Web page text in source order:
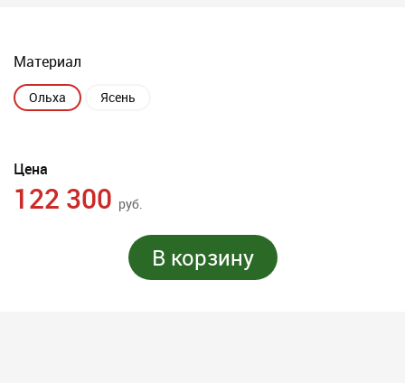
Материал
Ольха Ясень
Цена
122 300 руб.
В корзину